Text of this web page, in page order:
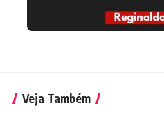
Veja Também